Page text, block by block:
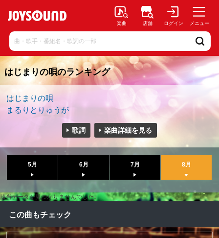
楽曲 店舗 ログイン メニュー
はじまりの唄のランキング
はじまりの唄
まるりとりゅうが
歌詞 楽曲詳細を見る
5月 6月 7月 8月
該当データが見つかりませんでした。
この曲もチェック